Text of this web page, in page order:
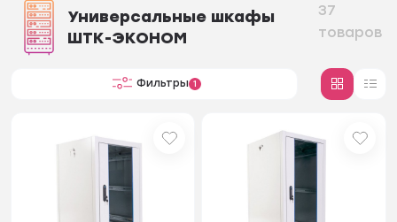
Универсальные шкафы
ШТК-ЭКОНОМ
37
товаров
Фильтры 1